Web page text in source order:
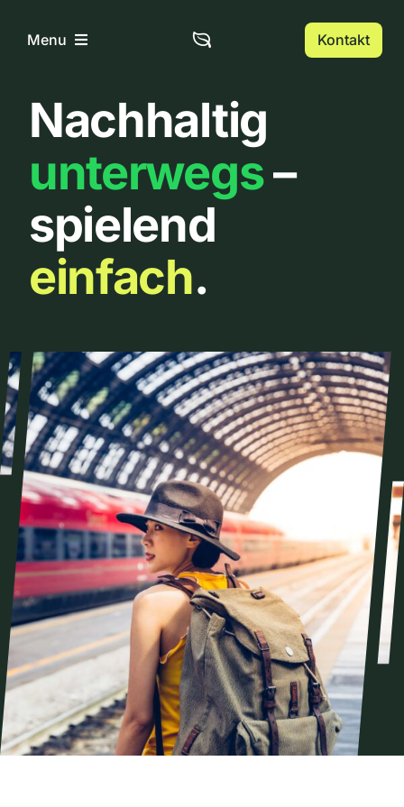
InhaltMenu
Home
Über uns
Urbanlist
Kontakt
Nachhaltig
unterwegs–
spielend
einfach.